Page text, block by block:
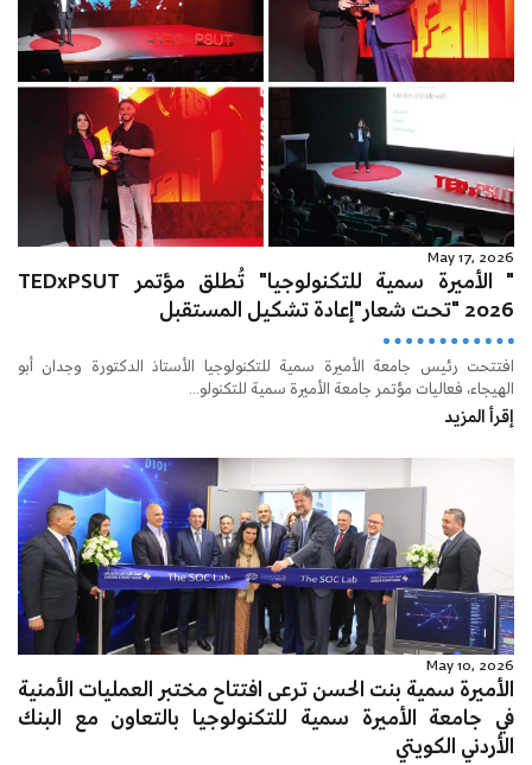
May 17, 2026
" الأميرة سمية للتكنولوجيا" تُطلق مؤتمر TEDxPSUT
2026 "تحت شعار"إعادة تشكيل المستقبل
افتتحت رئيس جامعة الأميرة سمية للتكنولوجيا الأستاذ الدكتورة وجدان أبو
الهيجاء، فعاليات مؤتمر جامعة الأميرة سمية للتكنولو...
إقرأ المزيد
May 10, 2026
الأميرة سمية بنت الحسن ترعى افتتاح مختبر العمليات الأمنية
في جامعة الأميرة سمية للتكنولوجيا بالتعاون مع البنك
الأردني الكويتي